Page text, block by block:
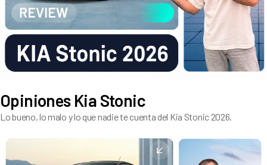
Opiniones Kia Stonic
Lo bueno, lo malo y lo que nadie te cuenta del Kia Stonic 2026.